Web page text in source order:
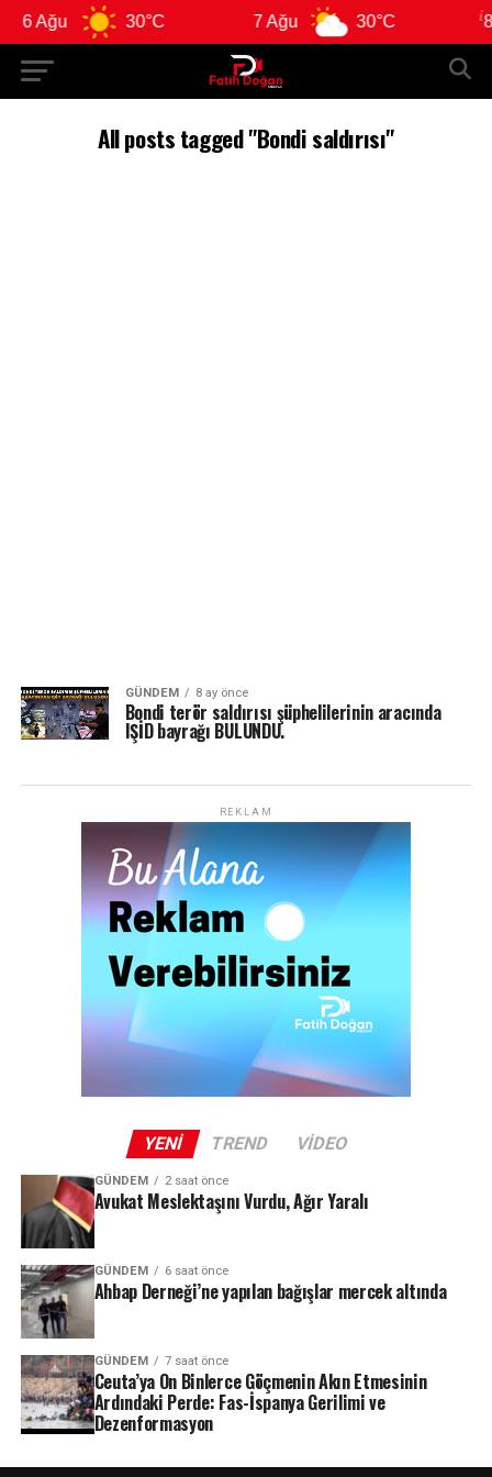
6 Ağu 30°C 7 Ağu 30°C 8
All posts tagged "Bondi saldırısı"
GÜNDEM 8 ay önce
Bondi terör saldırısı şüphelilerinin aracında
IŞİD bayrağı BULUNDU.
REKLAM
YENI TREND VIDEO
GÜNDEM 2 saat önce
Avukat Meslektaşını Vurdu, Ağır Yaralı
GÜNDEM 6 saat önce
Ahbap Derneği’ne yapılan bağışlar mercek altında
GÜNDEM 7 saat önce
Ceuta’ya On Binlerce Göçmenin Akın Etmesinin
Ardındaki Perde: Fas-İspanya Gerilimi ve
Dezenformasyon